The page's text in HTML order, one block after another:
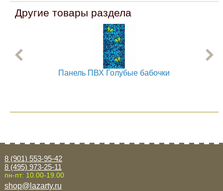
Другие товары раздела
Панель ПВХ Голубые бабочки
8 (901) 553-95-42
8 (495) 973-25-11
пн-пт: 10.00-19.00
shop@lazarty.ru